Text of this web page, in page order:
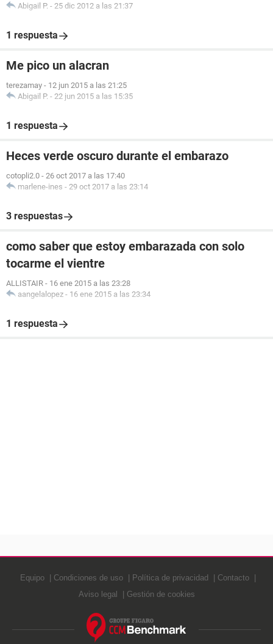
Abigail P. - 25 dic 2012 a las 21:37
1 respuesta
Me pico un alacran
terezamay - 12 jun 2015 a las 21:25
Abigail P. - 22 jun 2015 a las 15:35
1 respuesta
Heces verde oscuro durante el embarazo
cotopli2.0 - 26 oct 2017 a las 17:40
marlene-ines - 29 oct 2017 a las 23:14
3 respuestas
como saber que estoy embarazada con solo
tocarme el vientre
ALLISTAIR - 16 ene 2015 a las 23:28
aangelalopez - 16 ene 2015 a las 23:34
1 respuesta
Equipo Condiciones de uso Política de privacidad
Contacto
Aviso legal
Gestión de cookies